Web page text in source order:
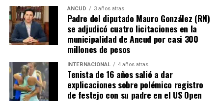
Luego,Pablo Solari, exjugador de Colo Colo, definió
cruzado y la pelota pegó en el segundo palo. Era un
anticipo de lo ocurriría en los minutos finales.
A los 90+2 minutos, el juez Darío Herrera cobró penal a
favor del elenco ‘millonario’, por una falta contra el
‘Pibe’ Solari quien se anticipó a su marcador.El
colombiano Miguel Borja transformó la pena
máxima en gol
ANCUD 3 años atras
Padre del diputado Mauro González (RN)
se adjudicó cuatro licitaciones en la
municipalidad de Ancud por casi 300
millones de pesos
INTERNACIONAL 4 años atras
Tenista de 16 años salió a dar
explicaciones sobre polémico registro
de festejo con su padre en el US Open